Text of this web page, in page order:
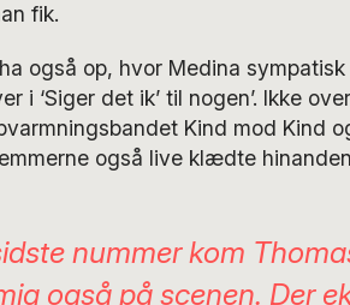
fik.
også op, hvor Medina
i ‘Siger det ik’ til nogen’. Ikke
Kind mod Kind
også live klædte
nummer kom
også på scenen. Der